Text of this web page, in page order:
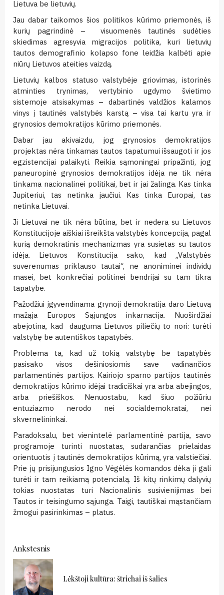
Lietuva be lietuvių.
Jau dabar taikomos šios politikos kūrimo priemonės, iš
kurių pagrindinė – visuomenės tautinės sudėties
skiedimas agresyvia migracijos politika, kuri lietuvių
tautos demografinio kolapso fone leidžia kalbėti apie
niūrų Lietuvos ateities vaizdą.
Lietuvių kalbos statuso valstybėje griovimas, istorinės
atminties trynimas, vertybinio ugdymo švietimo
sistemoje atsisakymas – dabartinės valdžios kalamos
vinys į tautinės valstybės karstą – visa tai kartu yra ir
grynosios demokratijos kūrimo priemonės.
Dabar jau akivaizdu, jog grynosios demokratijos
projektas nėra tinkamas tautos tapatumui išsaugoti ir jos
egzistencijai palaikyti. Reikia sąmoningai pripažinti, jog
paneuropinė grynosios demokratijos idėja ne tik nėra
tinkama nacionalinei politikai, bet ir jai žalinga. Kas tinka
Jupiteriui, tas netinka jaučiui. Kas tinka Europai, tas
netinka Lietuvai.
Ji Lietuvai ne tik nėra būtina, bet ir nedera su Lietuvos
Konstitucijoje aiškiai išreikšta valstybės koncepcija, pagal
kurią demokratinis mechanizmas yra susietas su tautos
idėja. Lietuvos Konstitucija sako, kad „Valstybės
suverenumas priklauso tautai“, ne anoniminei individų
masei, bet konkrečiai politinei bendrijai su tam tikra
tapatybe.
Pažodžiui įgyvendinama grynoji demokratija daro Lietuvą
mažąja Europos Sąjungos inkarnacija. Nuoširdžiai
abejotina, kad dauguma Lietuvos piliečių to nori: turėti
valstybę be autentiškos tapatybės.
Problema ta, kad už tokią valstybę be tapatybės
pasisako visos dešiniosiomis save vadinančios
parlamentinės partijos. Kairiojo sparno partijos tautinės
demokratijos kūrimo idėjai tradiciškai yra arba abejingos,
arba priešiškos. Nenuostabu, kad šiuo požiūriu
entuziazmo nerodo nei socialdemokratai, nei
skvernelininkai.
Paradoksalu, bet vienintelė parlamentinė partija, savo
programoje turinti nuostatas, sudarančias prielaidas
orientuotis į tautinės demokratijos kūrimą, yra valstiečiai.
Prie jų prisijungusios Igno Vėgėlės komandos dėka ji gali
turėti ir tam reikiamą potencialą. Iš kitų rinkimų dalyvių
tokias nuostatas turi Nacionalinis susivienijimas bei
Tautos ir teisingumo sąjunga. Taigi, tautiškai mąstančiam
žmogui pasirinkimas – platus.
Continue
Reading
Ankstesnis
Lėkštoji kultūra: štrichai iš šalies